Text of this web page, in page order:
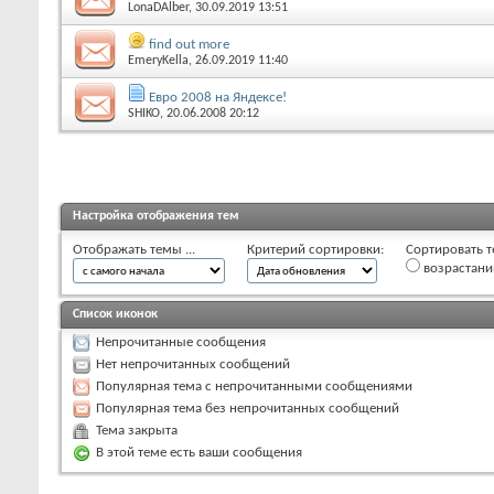
LonaDAlber, 30.09.2019 13:51
find out more
EmeryKella, 26.09.2019 11:40
Евро 2008 на Яндексе!
SHIKO, 20.06.2008 20:12
Настройка отображения тем
Отображать темы ... Критерий сортировки:
Сортировать
Список иконок
Непрочитанные сообщения
Нет непрочитанных сообщений
Популярная тема с непрочитанными сообщениями
Популярная тема без непрочитанных сообщений
Тема закрыта
В этой теме есть ваши сообщения